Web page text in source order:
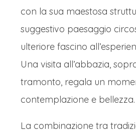
con la sua maestosa
suggestivo paesaggio
ulteriore fascino
Una visita all’abbazia,
tramonto, regala un
contemplazione e bellezza.
La combinazione tra